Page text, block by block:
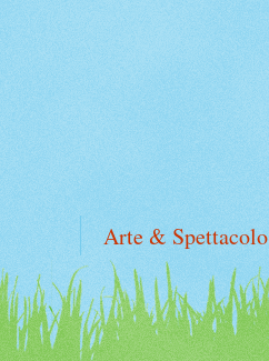
Arte & Spettacolo